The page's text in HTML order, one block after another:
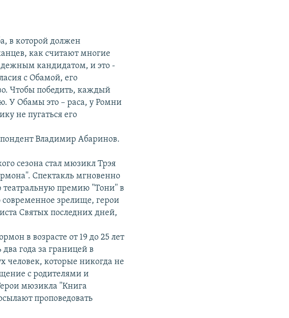
в которой должен
как считают многие
кандидатом, и это -
с Обамой, его
Чтобы победить, каждый
У Обамы это – раса, у Ромни
не пугаться его
Владимир Абаринов.
сезона стал мюзикл Трэя
Спектакль мгновенно
театральную премию ''Тони'' в
зрелище, герои
Святых последних дней,
в возрасте от 19 до 25 лет
года за границей в
человек, которые никогда не
с родителями и
мюзикла ''Книга
проповедовать